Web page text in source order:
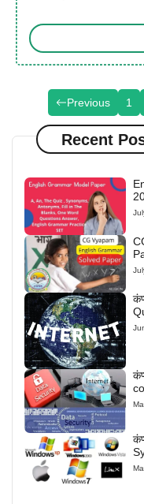
Previous 1
Recent